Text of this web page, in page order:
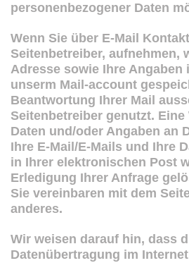
personenbezogener Daten
Wenn Sie über E-Mail
Seitenbetreiber, aufnehmen,
Adresse sowie Ihre Angaben
unserm Mail-account
Beantwortung Ihrer Mail
Seitenbetreiber genutzt.
Daten und/oder Angaben an
Ihre E-Mail/E-Mails und Ihre
in Ihrer elektronischen Post
Erledigung Ihrer Anfrage
Sie vereinbaren mit dem
anderes.
Wir weisen darauf hin, dass
Datenübertragung im